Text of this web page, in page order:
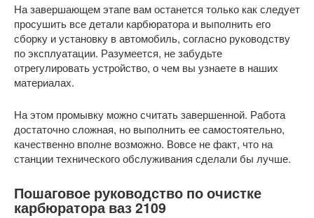
На завершающем этапе вам останется только как следует
просушить все детали карбюратора и выполнить его
сборку и установку в автомобиль, согласно руководству
по эксплуатации. Разумеется, не забудьте
отрегулировать устройство, о чем вы узнаете в наших
материалах.
На этом промывку можно считать завершенной. Работа
достаточно сложная, но выполнить ее самостоятельно,
качественно вполне возможно. Вовсе не факт, что на
станции технического обслуживания сделали бы лучше.
Пошаговое руководство по очистке
карбюратора ваз 2109